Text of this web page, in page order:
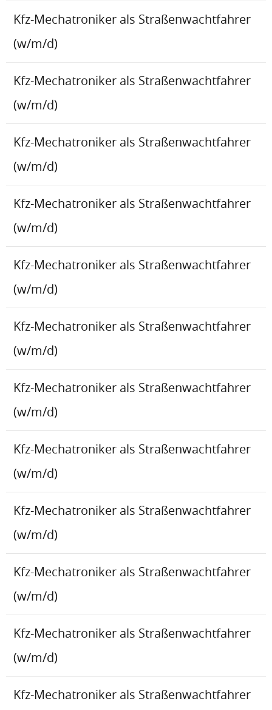
Kfz-Mechatroniker als Straßenwachtfahrer
(w/m/d)
Kfz-Mechatroniker als Straßenwachtfahrer
(w/m/d)
Kfz-Mechatroniker als Straßenwachtfahrer
(w/m/d)
Kfz-Mechatroniker als Straßenwachtfahrer
(w/m/d)
Kfz-Mechatroniker als Straßenwachtfahrer
(w/m/d)
Kfz-Mechatroniker als Straßenwachtfahrer
(w/m/d)
Kfz-Mechatroniker als Straßenwachtfahrer
(w/m/d)
Kfz-Mechatroniker als Straßenwachtfahrer
(w/m/d)
Kfz-Mechatroniker als Straßenwachtfahrer
(w/m/d)
Kfz-Mechatroniker als Straßenwachtfahrer
(w/m/d)
Kfz-Mechatroniker als Straßenwachtfahrer
(w/m/d)
Kfz-Mechatroniker als Straßenwachtfahrer